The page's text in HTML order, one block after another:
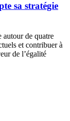
sa stratégie
autour de quatre
et contribuer à
de l’égalité